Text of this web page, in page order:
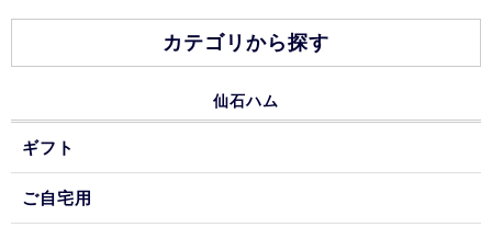
カテゴリから探す
仙石ハム
ギフト
ご自宅用